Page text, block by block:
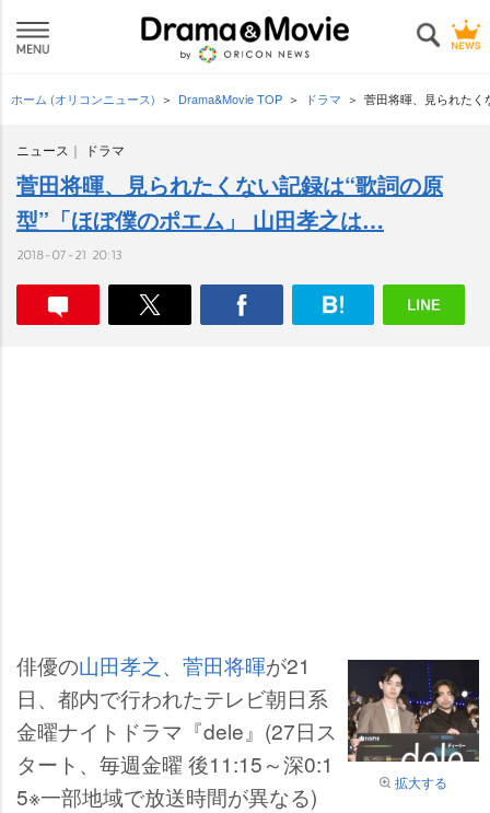
ホーム (オリコンニュース) Drama&Movie TOP ドラマ 菅田将暉、見られた
ニュース ドラマ
菅田将暉、見られたくない記録は“歌詞の原
型”「ほぼ僕のポエム」 山田孝之は…
2018-07-21 20:13
拡大する
俳優の山田孝之、 菅田将暉が21
日、都内で行われたテレビ朝日系
金曜ナイトドラマ『dele』(27日ス
タート、毎週金曜 後11:15～深0:1
5※一部地域で放送時間が異なる)